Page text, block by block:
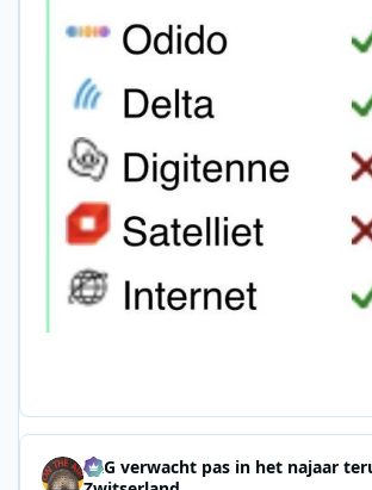
SRG verwacht pas in het najaar